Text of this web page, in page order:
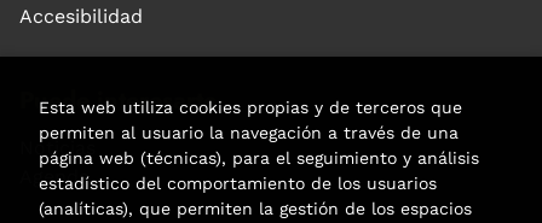
Accesibilidad
Puede interesarte
Noticias
Agenda
Esta web utiliza cookies propias y de terceros que
permiten al usuario la navegación a través de una
página web (técnicas), para el seguimiento y análisis
estadístico del comportamiento de los usuarios
(analíticas), que permiten la gestión de los espacios